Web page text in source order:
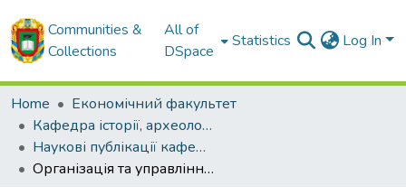
Communities &
Collections
All of
DSpace
Statistics Log In
Home
Економічний факультет
Кафедра історії, археології, інформаційної та архівної справи
Наукові публікації кафедри історії, археології, інформаційної та архівної справи
Організація та управління російською окупаційною владою державним майном на захоплених територіях Галичини й Буковини у період Першої світової війни